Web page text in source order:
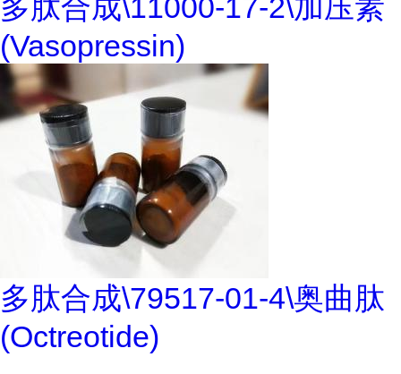
多肽合成\11000-17-2\加压素
(Vasopressin)
多肽合成\79517-01-4\奥曲肽
(Octreotide)